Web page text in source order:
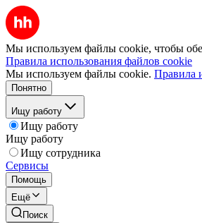
Мы используем файлы cookie, чтобы
Правила использования файлов cookie
Мы используем файлы cookie. Правила
Понятно
Ищу работу
Ищу работу
Ищу работу
Ищу сотрудника
Сервисы
Помощь
Ещё
Поиск